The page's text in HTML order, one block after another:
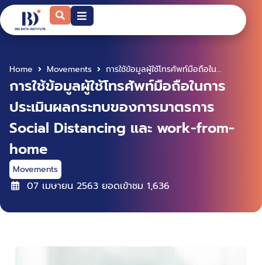
Home Movements การใช้ข้อมูลผู้ใช้โทรศัพท์มือถือในการประเมินผลกระทบของการมาตรการ Social Distancing และ work-from-home
การใช้ข้อมูลผู้ใช้โทรศัพท์มือถือในการ
ประเมินผลกระทบของการมาตรการ
Social Distancing และ work-from-
home
Movements
07 เมษายน 2563 ยอดเข้าชม 1,636